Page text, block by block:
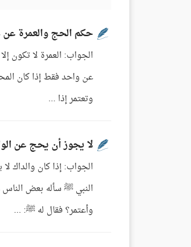
حكم الحج والعمرة
الجواب: العمرة لا تكون
عن واحد فقط إذا كان
وتعتمر إذا ...
لا يجوز أن يحج عن
الجواب: إذا كان والداك
النبي ﷺ سأله بعض الناس
وأعتمر؟ فقال له ﷺ: ...